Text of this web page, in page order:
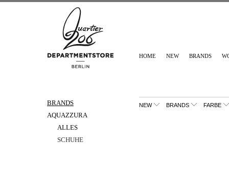
HOME NEW BRANDS
BRANDS
AQUAZZURA
ALLES
SCHUHE
NEW BRANDS FARBE